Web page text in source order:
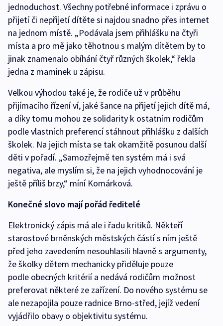
jednoduchost. Všechny potřebné informace i zprávu o
přijetí či nepřijetí dítěte si najdou snadno přes internet
na jednom místě. „Podávala jsem přihlášku na čtyři
místa a pro mě jako těhotnou s malým dítětem by to
jinak znamenalo obíhání čtyř různých školek,“ řekla
jedna z maminek u zápisu.
Velkou výhodou také je, že rodiče už v průběhu
přijímacího řízení ví, jaké šance na přijetí jejich dítě má,
a díky tomu mohou ze solidarity k ostatním rodičům
podle vlastních preferencí stáhnout přihlášku z dalších
školek. Na jejich místa se tak okamžitě posunou další
děti v pořadí. „Samozřejmě ten systém má i svá
negativa, ale myslím si, že na jejich vyhodnocování je
ještě příliš brzy,“ míní Komárková.
Konečné slovo mají pořád ředitelé
Elektronický zápis má ale i řadu kritiků. Někteří
starostové brněnských městských částí s ním ještě
před jeho zavedením nesouhlasili hlavně s argumenty,
že školky dětem mechanicky přiděluje pouze
podle obecných kritérií a nedává rodičům možnost
preferovat některé ze zařízení. Do nového systému se
ale nezapojila pouze radnice Brno-střed, jejíž vedení
vyjádřilo obavy o objektivitu systému.